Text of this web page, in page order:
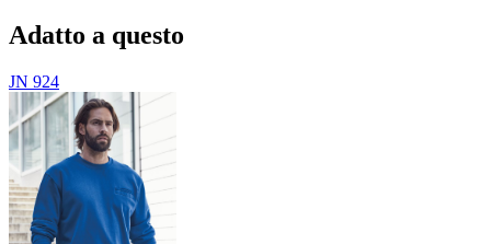
Adatto a questo
JN 924